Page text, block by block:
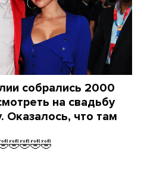
собрались 2000
на свадьбу
Оказалось, что там